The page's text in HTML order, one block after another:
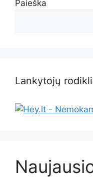
Paieška
Lankytojų